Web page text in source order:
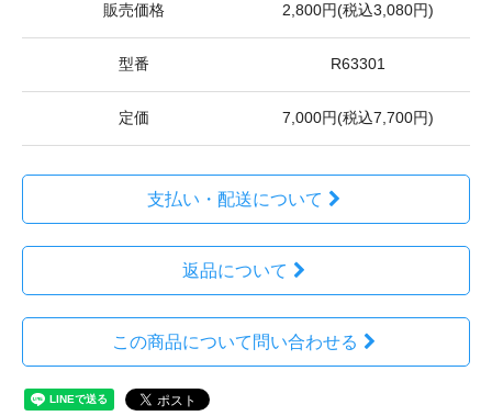
販売価格 2,800円(税込3,080円)
型番 R63301
定価 7,000円(税込7,700円)
支払い・配送について
返品について
この商品について問い合わせる